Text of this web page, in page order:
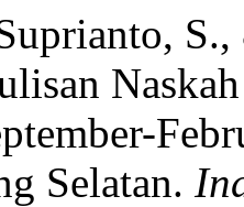
Selatan.